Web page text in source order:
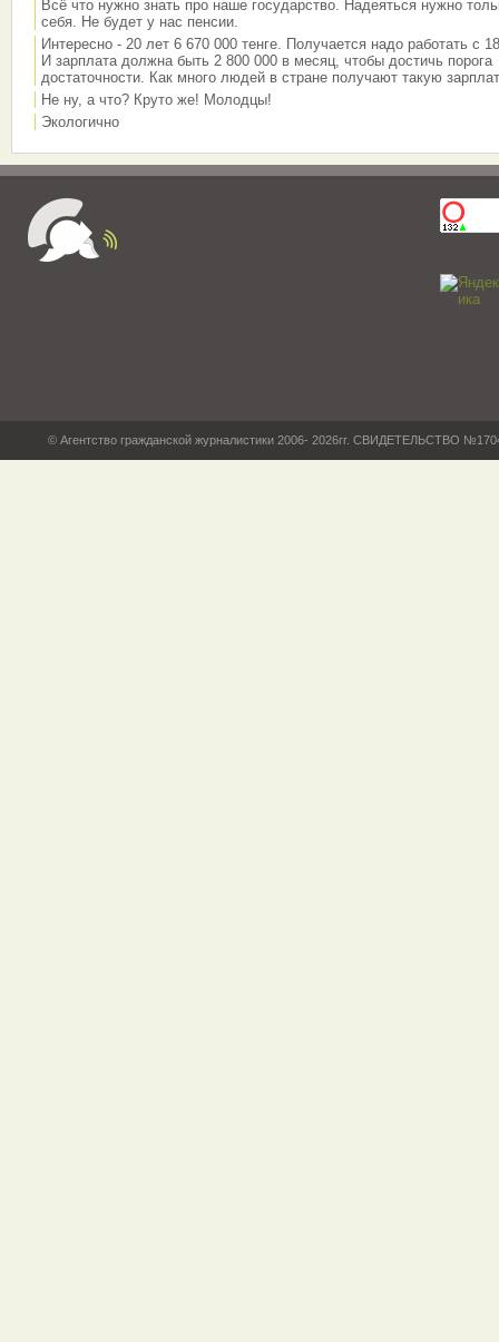
Всё что нужно знать про наше государство. Надеяться нужно
себя. Не будет у нас пенсии.
Интересно - 20 лет 6 670 000 тенге. Получается надо работать с
И зарплата должна быть 2 800 000 в месяц, чтобы достичь порога
достаточности. Как много людей в стране получают такую
Не ну, а что? Круто же! Молодцы!
Экологично
© Агентство гражданской журналистики 2006- 2026гг. СВИДЕТЕЛЬСТВО